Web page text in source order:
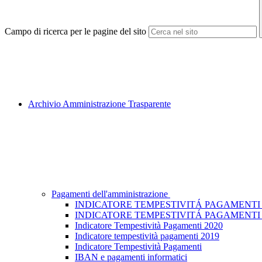
Campo di ricerca per le pagine del sito
Archivio Amministrazione Trasparente
Pagamenti dell'amministrazione
INDICATORE TEMPESTIVITÁ PAGAMENTI
INDICATORE TEMPESTIVITÁ PAGAMENTI
Indicatore Tempestività Pagamenti 2020
Indicatore tempestività pagamenti 2019
Indicatore Tempestività Pagamenti
IBAN e pagamenti informatici